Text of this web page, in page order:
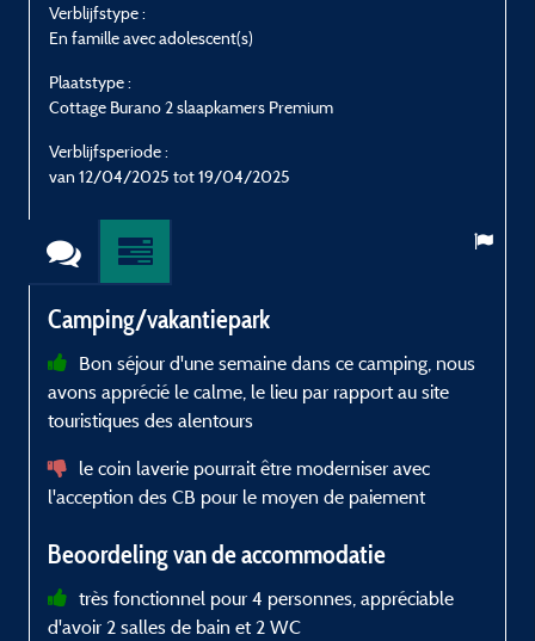
Verblijfstype :
En famille avec adolescent(s)
Plaatstype :
Cottage Burano 2 slaapkamers Premium
Verblijfsperiode :
van 12/04/2025 tot 19/04/2025
Camping/vakantiepark
Bon séjour d'une semaine dans ce camping, nous
avons apprécié le calme, le lieu par rapport au site
touristiques des alentours
le coin laverie pourrait être moderniser avec
l'acception des CB pour le moyen de paiement
Beoordeling van de accommodatie
très fonctionnel pour 4 personnes, appréciable
d'avoir 2 salles de bain et 2 WC